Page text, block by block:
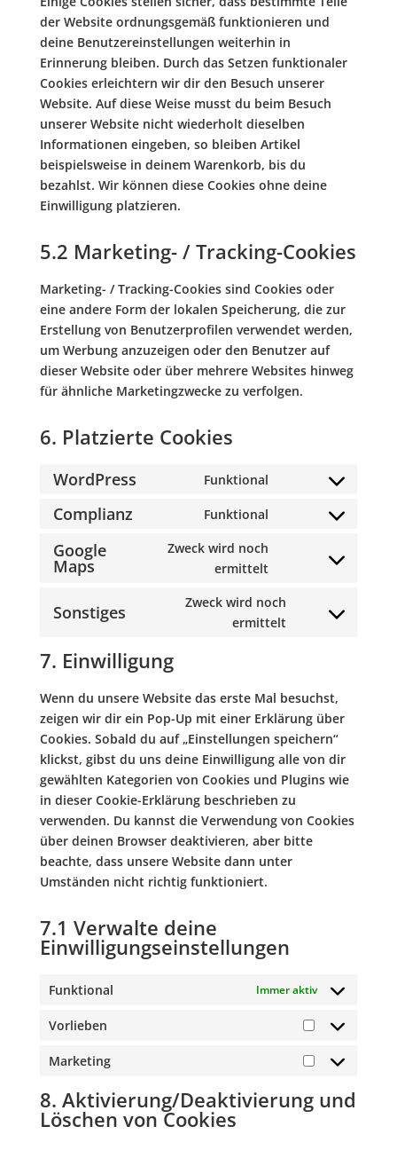
der Website ordnungsgemäß funktionieren und
deine Benutzereinstellungen weiterhin in
Erinnerung bleiben. Durch das Setzen funktionaler
Cookies erleichtern wir dir den Besuch unserer
Website. Auf diese Weise musst du beim Besuch
unserer Website nicht wiederholt dieselben
Informationen eingeben, so bleiben Artikel
beispielsweise in deinem Warenkorb, bis du
bezahlst. Wir können diese Cookies ohne deine
Einwilligung platzieren.
5.2 Marketing- / Tracking-Cookies
Marketing- / Tracking-Cookies sind Cookies oder
eine andere Form der lokalen Speicherung, die zur
Erstellung von Benutzerprofilen verwendet werden,
um Werbung anzuzeigen oder den Benutzer auf
dieser Website oder über mehrere Websites hinweg
für ähnliche Marketingzwecke zu verfolgen.
6. Platzierte Cookies
WordPress Funktional
Complianz Funktional
Google
Maps
Zweck wird noch
ermittelt
service
google-
Sonstiges
Zweck wird noch
ermittelt
Consent
7. Einwilligung
Wenn du unsere Website das erste Mal besuchst,
zeigen wir dir ein Pop-Up mit einer Erklärung über
Cookies. Sobald du auf „Einstellungen speichern“
klickst, gibst du uns deine Einwilligung alle von dir
gewählten Kategorien von Cookies und Plugins wie
in dieser Cookie-Erklärung beschrieben zu
verwenden. Du kannst die Verwendung von Cookies
über deinen Browser deaktivieren, aber bitte
beachte, dass unsere Website dann unter
Umständen nicht richtig funktioniert.
7.1 Verwalte deine
Einwilligungseinstellungen
Funktional Immer aktiv
Vorlieben
Vorlieben
Marketing
Marketing
8. Aktivierung/Deaktivierung und
Löschen von Cookies